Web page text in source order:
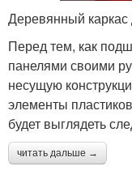
Деревянный каркас
Перед тем, как
панелями своими
несущую
элементы
будет выглядеть
читать дальше →